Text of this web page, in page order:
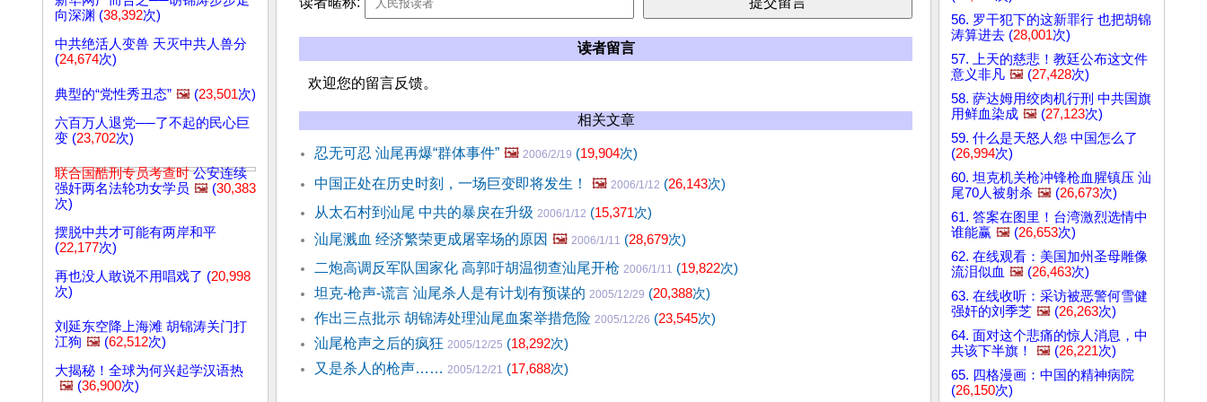
向深渊 (38,392次)
中共绝活人变兽 天灭中共人兽分
(24,674次)
典型的“党性秀丑态” 🖼️ (23,501次)
六百万人退党──了不起的民心巨
变 (23,702次)
联合国酷刑专员考查时公安连续
强奸两名法轮功女学员 🖼️ (30,383
次)
摆脱中共才可能有两岸和平
(22,177次)
再也没人敢说不用唱戏了 (20,998
次)
刘延东空降上海滩 胡锦涛关门打
江狗 🖼️ (62,512次)
大揭秘！全球为何兴起学汉语热
🖼️ (36,900次)
读者留言
欢迎您的留言反馈。
相关文章
忍无可忍 汕尾再爆“群体事件” 🖼️ 2006/2/19 (19,904次)
中国正处在历史时刻，一场巨变即将发生！
🖼️ 2006/1/12 (26,143次)
从太石村到汕尾 中共的暴戾在升级 2006/1/12 (15,371次)
汕尾溅血 经济繁荣更成屠宰场的原因 🖼️ 2006/1/11 (28,679次)
二炮高调反军队国家化 高郭吁胡温彻查汕尾开枪 2006/1/11 (19,822次)
坦克-枪声-谎言 汕尾杀人是有计划有预谋的 2005/12/29 (20,388次)
作出三点批示 胡锦涛处理汕尾血案举措危险 2005/12/26 (23,545次)
汕尾枪声之后的疯狂 2005/12/25 (18,292次)
又是杀人的枪声…… 2005/12/21 (17,688次)
56. 罗干犯下的这新罪行 也把胡锦
涛算进去 (28,001次)
57. 上天的慈悲！教廷公布这文件
意义非凡 🖼️ (27,428次)
58. 萨达姆用绞肉机行刑 中共国旗
用鲜血染成 🖼️ (27,123次)
59. 什么是天怒人怨 中国怎么了
(26,994次)
60. 坦克机关枪冲锋枪血腥镇压 汕
尾70人被射杀 🖼️ (26,673次)
61. 答案在图里！台湾激烈选情中
谁能赢 🖼️ (26,653次)
62. 在线观看：美国加州圣母雕像
流泪似血 🖼️ (26,463次)
63. 在线收听：采访被恶警何雪健
强奸的刘季芝 🖼️ (26,263次)
64. 面对这个悲痛的惊人消息，中
共该下半旗！
🖼️ (26,221次)
65. 四格漫画：中国的精神病院
(26,150次)